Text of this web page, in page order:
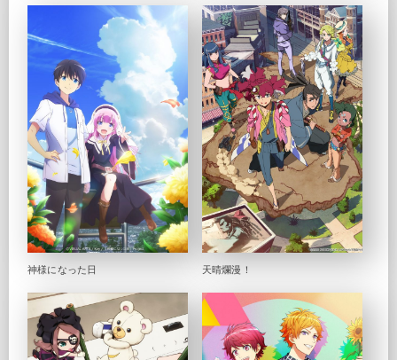
神様になった日 天晴爛漫！